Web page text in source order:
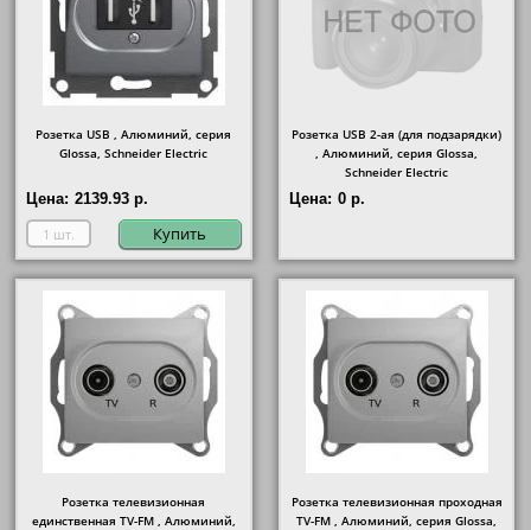
Розетка USB , Алюминий, серия
Glossa, Schneider Electric
Цена: 2139.93 р.
Купить
Розетка USB 2-ая (для подзарядки)
, Алюминий, серия Glossa,
Schneider Electric
Цена: 0 р.
Розетка телевизионная
единственная ТV-FМ , Алюминий,
Розетка телевизионная проходная
ТV-FМ , Алюминий, серия Glossa,